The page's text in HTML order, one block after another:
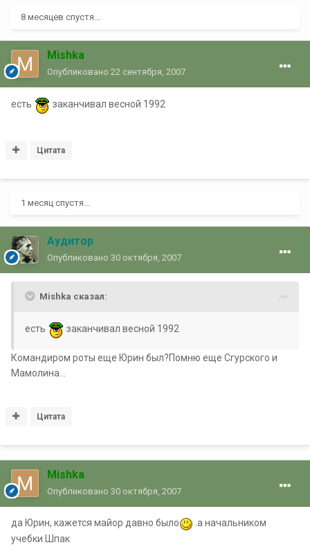
8 месяцев спустя...
Mishka
Опубликовано 22 сентября, 2007
есть заканчивал весной 1992
Цитата
1 месяц спустя...
Аудитор
Опубликовано 30 октября, 2007
Mishka сказал:
есть заканчивал весной 1992
Командиром роты еще Юрин был?Помню еще Сгурского и
Мамолина...
Цитата
Mishka
Опубликовано 30 октября, 2007
да Юрин, кажется майор давно было
.а начальником
учебки Шпак